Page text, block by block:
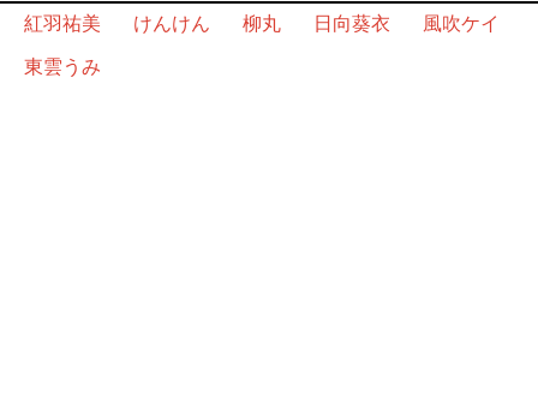
紅羽祐美
けんけん 柳丸 日向葵衣
風吹ケイ
東雲うみ